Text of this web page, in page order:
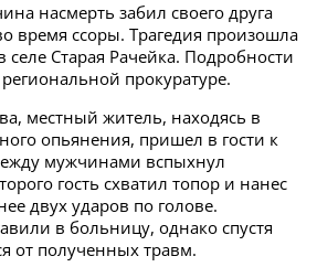
насмерть забил своего друга
время ссоры. Трагедия произошла
селе Старая Рачейка. Подробности
прокуратуре.
местный житель, находясь в
опьянения, пришел в гости к
мужчинами вспыхнул
гость схватил топор и нанес
двух ударов по голове.
в больницу, однако спустя
от полученных травм.